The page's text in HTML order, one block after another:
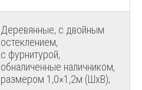
Деревянные, с двойным
остеклением,
с фурнитурой,
обналиченные наличником,
размером 1,0×1,2м (ШхВ);